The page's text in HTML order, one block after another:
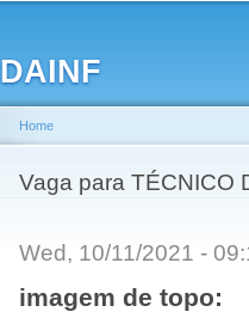
DAINF
You are here
Home
Vaga para TÉCNICO
Wed, 10/11/2021 -
imagem de topo: